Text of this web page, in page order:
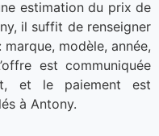
estimation du prix de
il suffit de renseigner
modèle, année,
est communiquée
et le paiement est
à Antony.